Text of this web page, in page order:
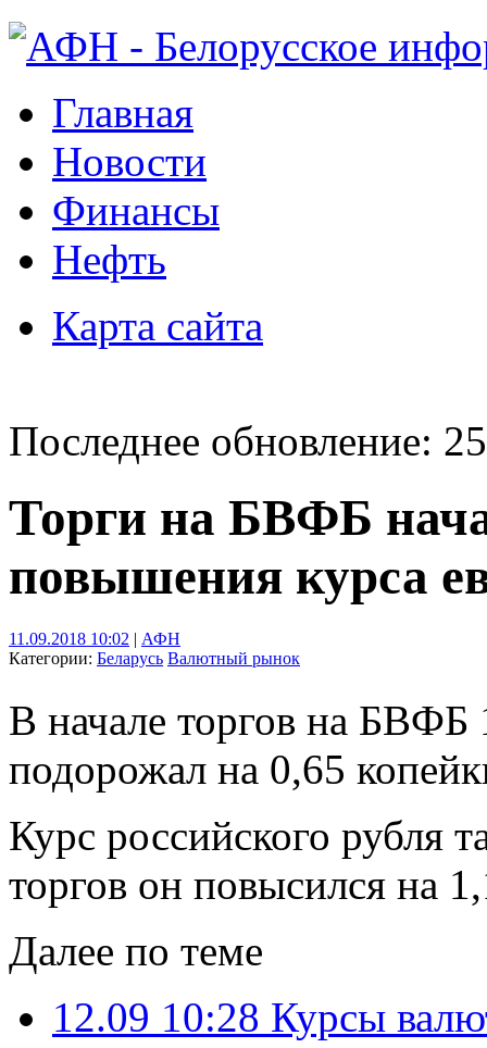
Главная
Новости
Финансы
Нефть
Карта сайта
Последнее обновление:
Торги на БВФБ
повышения курса
11.09.2018 10:02 | АФН
Категории: Беларусь Валютный рынок
В начале торгов на БВФБ
подорожал на 0,65
Курс российского рубля
торгов он повысился на
Далее по теме
12.09 10:28 Курсы